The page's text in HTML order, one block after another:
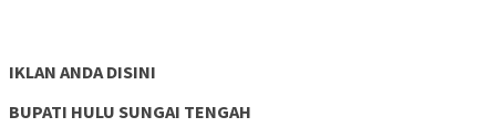
IKLAN ANDA DISINI
BUPATI HULU SUNGAI TENGAH